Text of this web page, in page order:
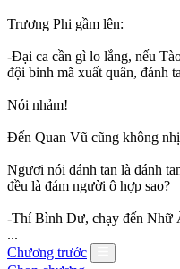
Trương Phi gầm lên:
-Đại ca cần gì lo lắng, nếu
đội binh mã xuất quân, đánh
Nói nhảm!
Đến Quan Vũ cũng không
Ngươi nói đánh tan là đánh
đều là đám người ô hợp sao?
-Thí Bình Dư, chạy đến Nhữ
...
Chương trước